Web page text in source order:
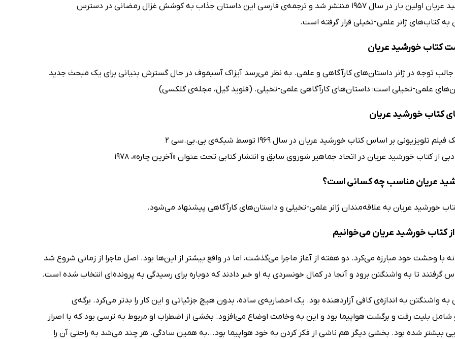
کتاب خورشید عریان اولین بار در سال 1957 منتشر شد و ترجمه‌ی فارسی این داستان جذاب به کوشش غزال رمضانی در دسترس
به کتاب‌های ژانر علمی-تخیلی قرار گرفته است.
کتاب خورشید عریان
جالب توجه در ژانر داستان‌های کارآگاهی و علمی. به نظر می‌رسد آیزاک آسیموف در حال گسترش بنیانی برای یک مبحث جدید
علمی-تخیلی است: داستان‌های کارآگاهی علمی-تخیلی. (فلوید گیل، مجله‌ی گلکسی)
کتاب خورشید عریان
تلویزیونی بر اساس کتاب خورشید عریان در سال 1969 توسط شبکه‌ی بی‌.بی.سی 2
از کتاب خورشید عریان در اتحاد جماهیر شوروی سابق و انتشار کتابی تحت عنوان «آخرین چاره»، 1978
عریان مناسب چه کسانی است؟
خورشید عریان به علاقه‌مندان ژانر علمی-تخیلی و داستان‌های کارآگاهی پیشنهاد می‌شود.
کتاب خورشید عریان می‌خوانیم
با وحشت خود مبارزه می‌کرد. دو هفته از آغاز ماجرا می‌گذشت، اما در واقع بیشتر از این‌ها بود. اصل ماجرا از زمانی شروع شد
گرفتند تا به واشنگتن برود و آنجا در کمال خونسردی به او خبر دادند که دوباره برای رسیدگی به پرونده‌ای انتخاب شده است.
به واشنگتن به اندازه‌ی کافی آزاردهنده بود. یک احضاریه‌ی ساده، بدون هیچ جزئیاتی و این کار را بدتر می‌کرد. برگه‌ی
شامل بلیت رفت و برگشت هواپیما بود و این به وخامت اوضاع می‌افزود. بخشی از اضطراب او مربوط به ترسی بود که با اصرار
بیشتر شده بود. بخشی دیگر هم ناشی از فکر کردن به خود هواپیما بود...به همین سادگی. هر چند می‌شد به راحتی آن را